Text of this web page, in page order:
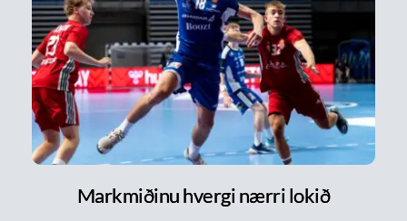
Markmiðinu hvergi nærri lokið